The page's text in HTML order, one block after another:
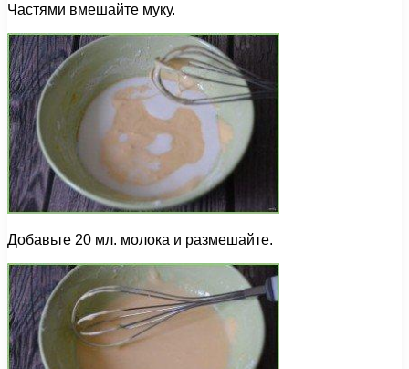
Частями вмешайте муку.
Добавьте 20 мл. молока и размешайте.